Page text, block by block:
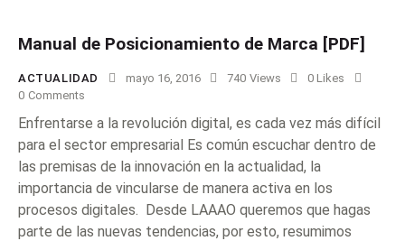
Manual de Posicionamiento de Marca [PDF]
ACTUALIDAD mayo 16, 2016 740 Views 0 Likes
0 Comments
Enfrentarse a la revolución digital, es cada vez más difícil
para el sector empresarial Es común escuchar dentro de
las premisas de la innovación en la actualidad, la
importancia de vincularse de manera activa en los
procesos digitales. Desde LAAAO queremos que hagas
parte de las nuevas tendencias, por esto, resumimos